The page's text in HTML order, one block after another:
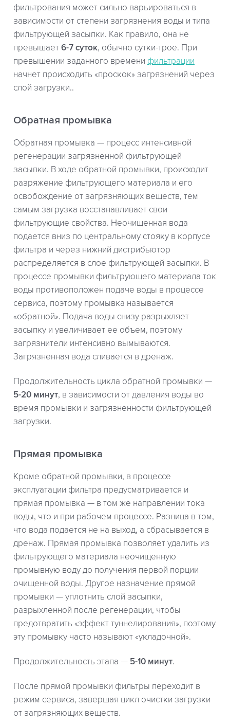
фильтрования может сильно варьироваться в
зависимости от степени загрязнения воды и типа
фильтрующей засыпки. Как правило, она не
превышает 6-7 суток, обычно сутки-трое. При
превышении заданного времени фильтрации
начнет происходить «проскок» загрязнений через
слой загрузки..
Обратная промывка
Обратная промывка — процесс интенсивной
регенерации загрязненной фильтрующей
засыпки. В ходе обратной промывки, происходит
разряжение фильтрующего материала и его
освобождение от загрязняющих веществ, тем
самым загрузка восстанавливает свои
фильтрующие свойства. Неочищенная вода
подается вниз по центральному стояку в корпусе
фильтра и через нижний дистрибьютор
распределяется в слое фильтрующей засыпки. В
процессе промывки фильтрующего материала ток
воды противоположен подаче воды в процессе
сервиса, поэтому промывка называется
«обратной». Подача воды снизу разрыхляет
засыпку и увеличивает ее объем, поэтому
загрязнители интенсивно вымываются.
Загрязненная вода сливается в дренаж.
Продолжительность цикла обратной промывки —
5-20 минут, в зависимости от давления воды во
время промывки и загрязненности фильтрующей
загрузки.
Прямая промывка
Кроме обратной промывки, в процессе
эксплуатации фильтра предусматривается и
прямая промывка — в том же направлении тока
воды, что и при рабочем процессе. Разница в том,
что вода подается не на выход, а сбрасывается в
дренаж. Прямая промывка позволяет удалить из
фильтрующего материала неочищенную
промывную воду до получения первой порции
очищенной воды. Другое назначение прямой
промывки — уплотнить слой засыпки,
разрыхленной после регенерации, чтобы
предотвратить «эффект туннелирования», поэтому
эту промывку часто называют «укладочной».
Продолжительность этапа — 5-10 минут.
После прямой промывки фильтры переходит в
режим сервиса, завершая цикл очистки загрузки
от загрязняющих веществ.